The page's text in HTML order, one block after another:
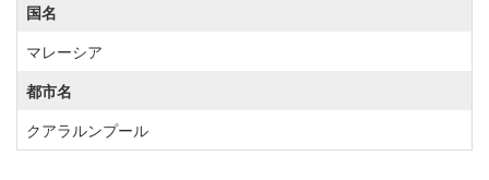
国名
マレーシア
都市名
クアラルンプール